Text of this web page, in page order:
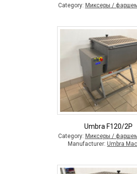
Category: Миксеры /
Umbra F120/2P
Category: Миксеры /
Manufacturer: Umbra